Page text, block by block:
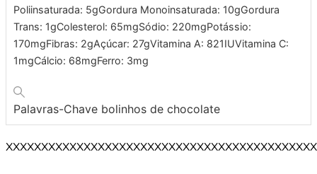
Poliinsaturada: 5gGordura Monoinsaturada: 10gGordura
Trans: 1gColesterol: 65mgSódio: 220mgPotássio:
170mgFibras: 2gAçúcar: 27gVitamina A: 821IUVitamina C:
1mgCálcio: 68mgFerro: 3mg
Palavras-Chave bolinhos de chocolate